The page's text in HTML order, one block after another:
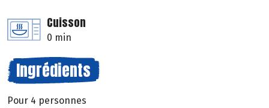
Cuisson
0 min
Ingrédients
Pour 4 personnes